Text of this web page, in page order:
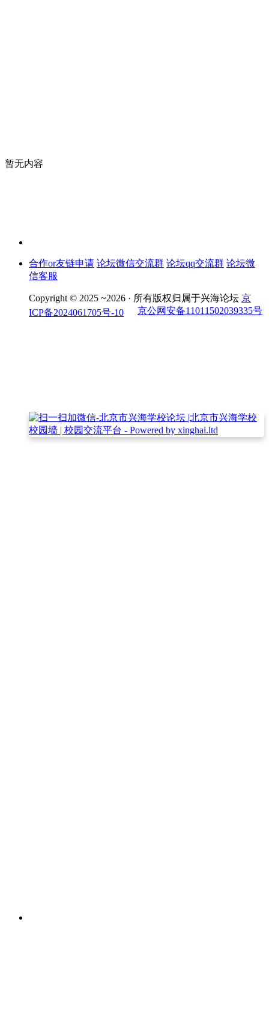
暂无内容
合作or友链申请 论坛微信交流群 论坛qq交流群 论坛微
信客服
Copyright © 2025 ~2026 · 所有版权归属于兴海论坛 京
ICP备2024061705号-10
京公网安备11011502039335号